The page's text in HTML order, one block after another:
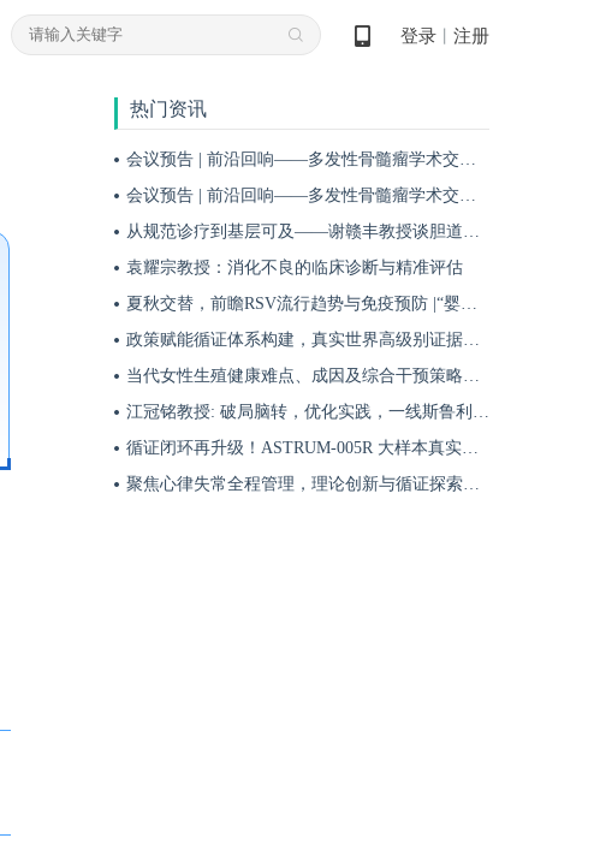
登录 注册
热门资讯
会议预告 | 前沿回响——多发性骨髓瘤学术交流会第十八期即将启幕！
会议预告 | 前沿回响——多发性骨髓瘤学术交流会第十九期即将启幕！
从规范诊疗到基层可及——谢赣丰教授谈胆道肿瘤防治的本土化实践之路
袁耀宗教授：消化不良的临床诊断与精准评估
夏秋交替，前瞻RSV流行趋势与免疫预防 |“婴儿RSV预防圆桌派”专题访谈
政策赋能循证体系构建，真实世界高级别证据夯实斯鲁利单抗一线治疗广泛期小细胞肺癌临床地位
当代女性生殖健康难点、成因及综合干预策略——魏晗
江冠铭教授: 破局脑转，优化实践，一线斯鲁利单抗联合化疗为小细胞肺癌脑转移患者带来颅内与全身双重获益
循证闭环再升级！ASTRUM-005R 大样本真实世界研究，解锁斯鲁利单抗 ES-SCLC 全程管理新方案
聚焦心律失常全程管理，理论创新与循证探索共筑诊疗新格局